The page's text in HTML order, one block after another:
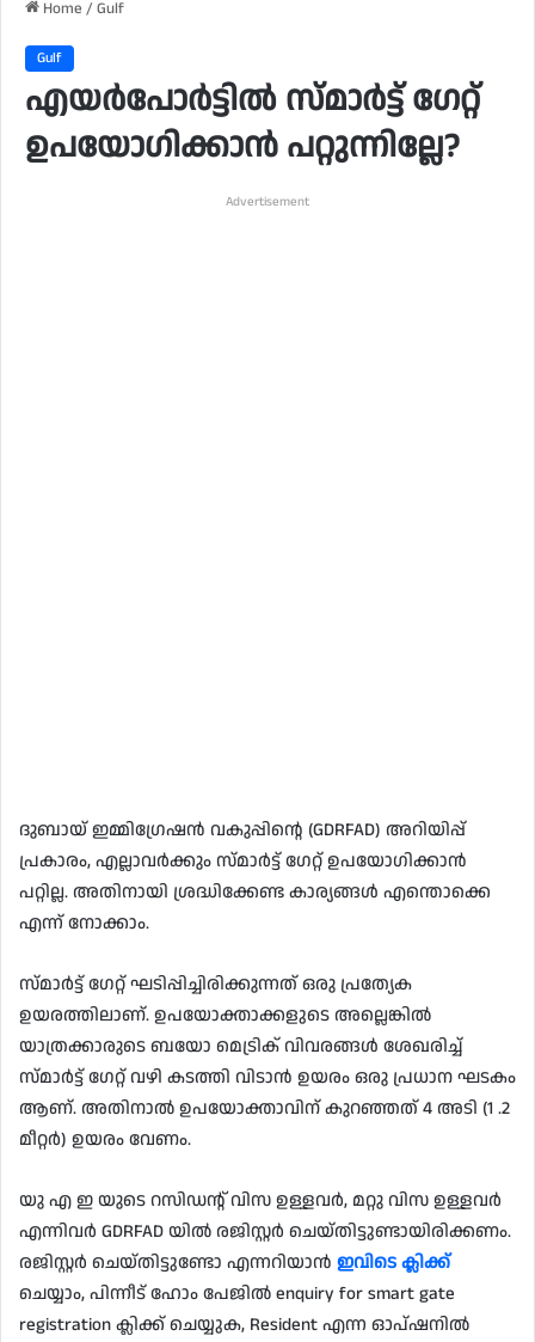
Home /Gulf
Gulf
എയർപോർട്ടിൽ സ്മാർട്ട് ഗേറ്റ്
ഉപയോഗിക്കാൻ പറ്റുന്നില്ലേ?
Advertisement
ദുബായ് ഇമ്മിഗ്രേഷൻ വകുപ്പിന്റെ (GDRFAD) അറിയിപ്പ്
പ്രകാരം, എല്ലാവർക്കും സ്മാർട്ട് ഗേറ്റ് ഉപയോഗിക്കാൻ
പറ്റില്ല. അതിനായി ശ്രദ്ധിക്കേണ്ട കാര്യങ്ങൾ എന്തൊക്കെ
എന്ന് നോക്കാം.
സ്മാർട്ട് ഗേറ്റ് ഘടിപ്പിച്ചിരിക്കുന്നത് ഒരു പ്രത്യേക
ഉയരത്തിലാണ്. ഉപയോക്താക്കളുടെ അല്ലെങ്കിൽ
യാത്രക്കാരുടെ ബയോ മെട്രിക് വിവരങ്ങൾ ശേഖരിച്ച്
സ്മാർട്ട് ഗേറ്റ് വഴി കടത്തി വിടാൻ ഉയരം ഒരു പ്രധാന ഘടകം
ആണ്. അതിനാൽ ഉപയോക്താവിന് കുറഞ്ഞത് 4 അടി (1 .2
മീറ്റർ) ഉയരം വേണം.
യു എ ഇ യുടെ റസിഡന്റ് വിസ ഉള്ളവർ, മറ്റു വിസ ഉള്ളവർ
എന്നിവർ GDRFAD യിൽ രജിസ്റ്റർ ചെയ്തിട്ടുണ്ടായിരിക്കണം.
രജിസ്റ്റർ ചെയ്തിട്ടുണ്ടോ എന്നറിയാൻ ഇവിടെ ക്ലിക്ക്
ചെയ്യാം, പിന്നീട് ഹോം പേജിൽ enquiry for smart gate
registration ക്ലിക്ക് ചെയ്യുക, Resident എന്ന ഓപ്‌ഷനിൽ